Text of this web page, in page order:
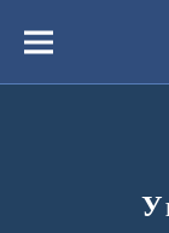
вмістуМеню